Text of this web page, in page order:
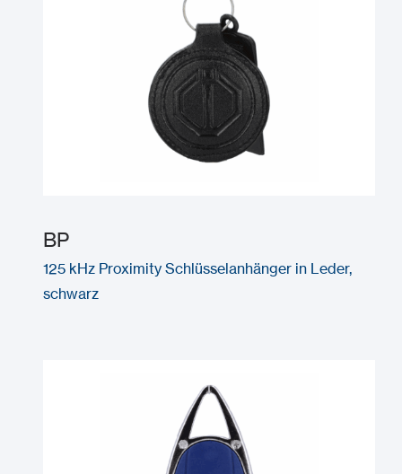
BP
125 kHz Proximity Schlüsselanhänger in Leder,
schwarz